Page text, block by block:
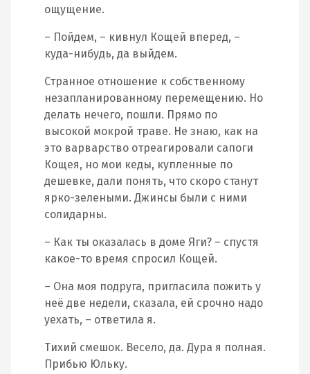
ощущение.
– Пойдем, – кивнул Кощей вперед, –
куда-нибудь, да выйдем.
Странное отношение к собственному
незапланированному перемещению. Но
делать нечего, пошли. Прямо по
высокой мокрой траве. Не знаю, как на
это варварство отреагировали сапоги
Кощея, но мои кеды, купленные по
дешевке, дали понять, что скоро станут
ярко-зелеными. Джинсы были с ними
солидарны.
– Как ты оказалась в доме Яги? – спустя
какое-то время спросил Кощей.
– Она моя подруга, пригласила пожить у
неё две недели, сказала, ей срочно надо
уехать, – ответила я.
Тихий смешок. Весело, да. Дура я полная.
Прибью Юльку.